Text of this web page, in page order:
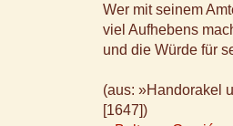
Wer mit seinem
viel Aufhebens
und die Würde für
(aus: »Handorakel
[1647])